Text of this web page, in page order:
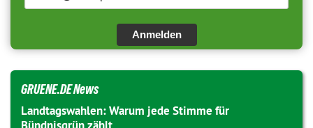
Anmelden
GRUENE.DE News
Landtagswahlen: Warum jede Stimme für